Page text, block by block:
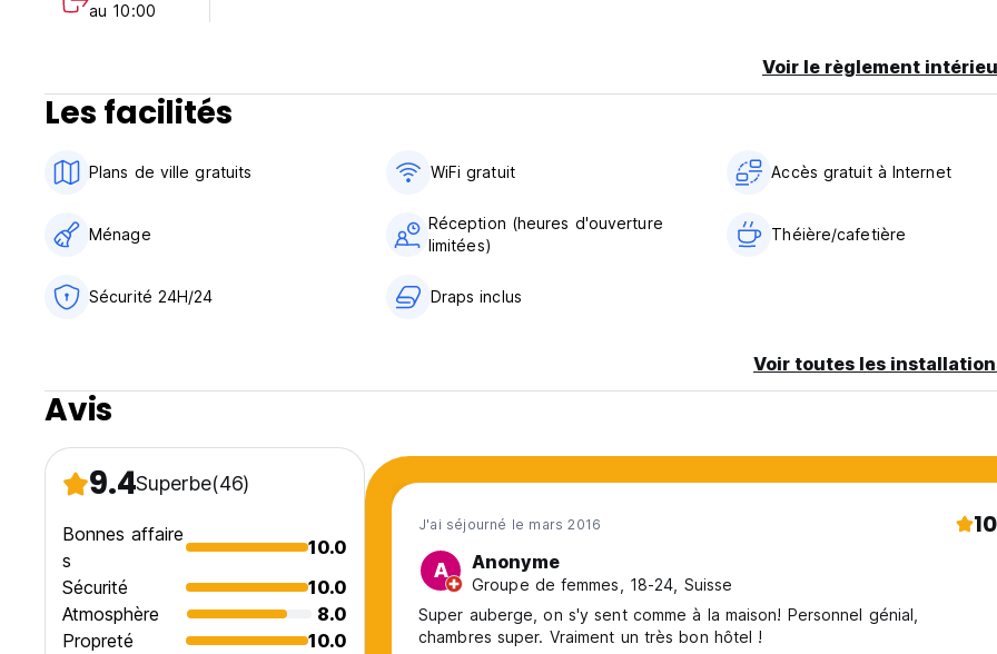
au 10:00
Voir le règlement
Les facilités
Plans de ville gratuits WiFi gratuit Accès gratuit à Internet
Ménage
Réception (heures d'ouverture
limitées)
Théière/cafetière
Sécurité 24H/24 Draps inclus
Voir toutes les
Avis
9.4Superbe(46)
Bonnes affaire
s
10.0
Sécurité
10.0
Atmosphère
8.0
Propreté
10.0
J'ai séjourné le mars 2016 10
A Anonyme
Groupe de femmes, 18-24, Suisse
Super auberge, on s'y sent comme à la maison! Personnel génial,
chambres super. Vraiment un très bon hôtel !